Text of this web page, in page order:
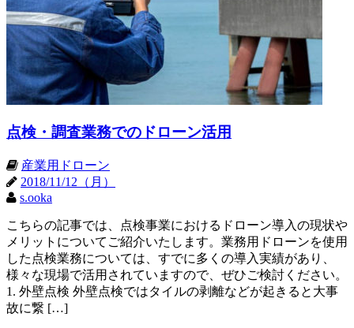
点検・調査業務でのドローン活用
産業用ドローン
2018/11/12（月）
s.ooka
こちらの記事では、点検事業におけるドローン導入の現状や
メリットについてご紹介いたします。業務用ドローンを使用
した点検業務については、すでに多くの導入実績があり、
様々な現場で活用されていますので、ぜひご検討ください。
1. 外壁点検 外壁点検ではタイルの剥離などが起きると大事
故に繋 […]